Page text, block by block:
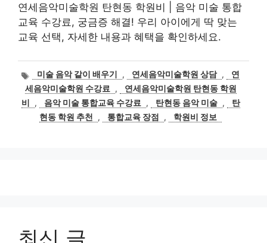
연세음악미술학원 탄현동 학원비 | 음악 미술 통합
교육 수강료, 궁금증 해결! 우리 아이에게 딱 맞는
교육 선택, 자세한 내용과 혜택을 확인하세요.
태
그
미술 음악 같이 배우기 , 연세음악미술학원 상담 ,
연
세음악미술학원 수강료
,
연세음악미술학원 탄현동 학원
비
, 음악 미술 통합교육 수강료 , 탄현동 음악 미술 ,
탄
현동 학원 추천
, 통합교육 장점 , 학원비 정보
최신 글